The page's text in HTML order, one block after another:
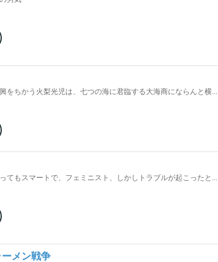
をちかう火梨光児は、七つの海に君臨する大海商にならんと横...
てもスマートで、フェミニスト、しかしトラブルが起こったと...
メン戦争